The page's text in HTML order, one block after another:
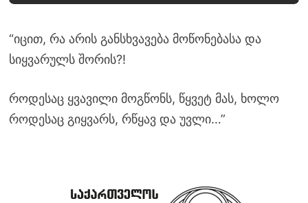
“იცით, რა არის განსხვავება მოწონებასა და
სიყვარულს შორის?!
როდესაც ყვავილი მოგწონს, წყვეტ მას, ხოლო
როდესაც გიყვარს, რწყავ და უვლი…”